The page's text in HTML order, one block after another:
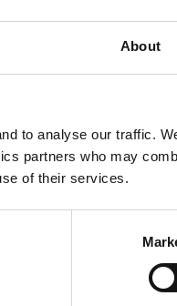
About
to analyse our traffic.
partners who may
of their services.
posto in classifica,
siamo abituati a
se oggi è ultima è
e si faccia sentire.